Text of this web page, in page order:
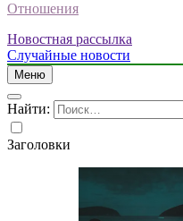
Отношения
Новостная рассылка
Случайные новости
Меню
Найти:
Заголовки